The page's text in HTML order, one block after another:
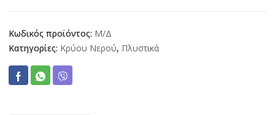
Κωδικός προϊόντος: Μ/Δ
Κατηγορίες: Κρύου Νερού, Πλυστικά